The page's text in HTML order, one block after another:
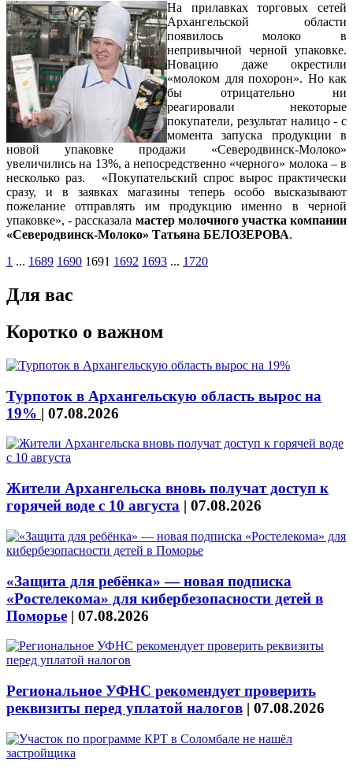
На прилавках торговых сетей
Архангельской области
появилось молоко в
непривычной черной упаковке.
Новацию даже окрестили
«молоком для похорон». Но как
бы отрицательно ни
реагировали некоторые
покупатели, результат налицо - с
момента запуска продукции в
новой упаковке продажи «Северодвинск-Молоко»
увеличились на 13%, а непосредственно «черного» молока – в
несколько раз. «Покупательский спрос вырос практически
сразу, и в заявках магазины теперь особо высказывают
пожелание отправлять им продукцию именно в черной
упаковке», - рассказала мастер молочного участка компании
«Северодвинск-Молоко» Татьяна БЕЛОЗЕРОВА.
1 ... 1689 1690 1691 1692 1693 ... 1720
Для вас
Коротко о важном
Турпоток в Архангельскую область вырос на
19% | 07.08.2026
Жители Архангельска вновь получат доступ к
горячей воде с 10 августа | 07.08.2026
«Защита для ребёнка» — новая подписка
«Ростелекома» для кибербезопасности детей в
Поморье | 07.08.2026
Региональное УФНС рекомендует проверить
реквизиты перед уплатой налогов | 07.08.2026